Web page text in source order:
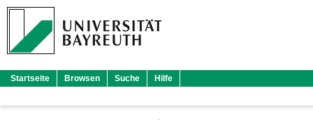
Startseite Browsen Suche Hilfe